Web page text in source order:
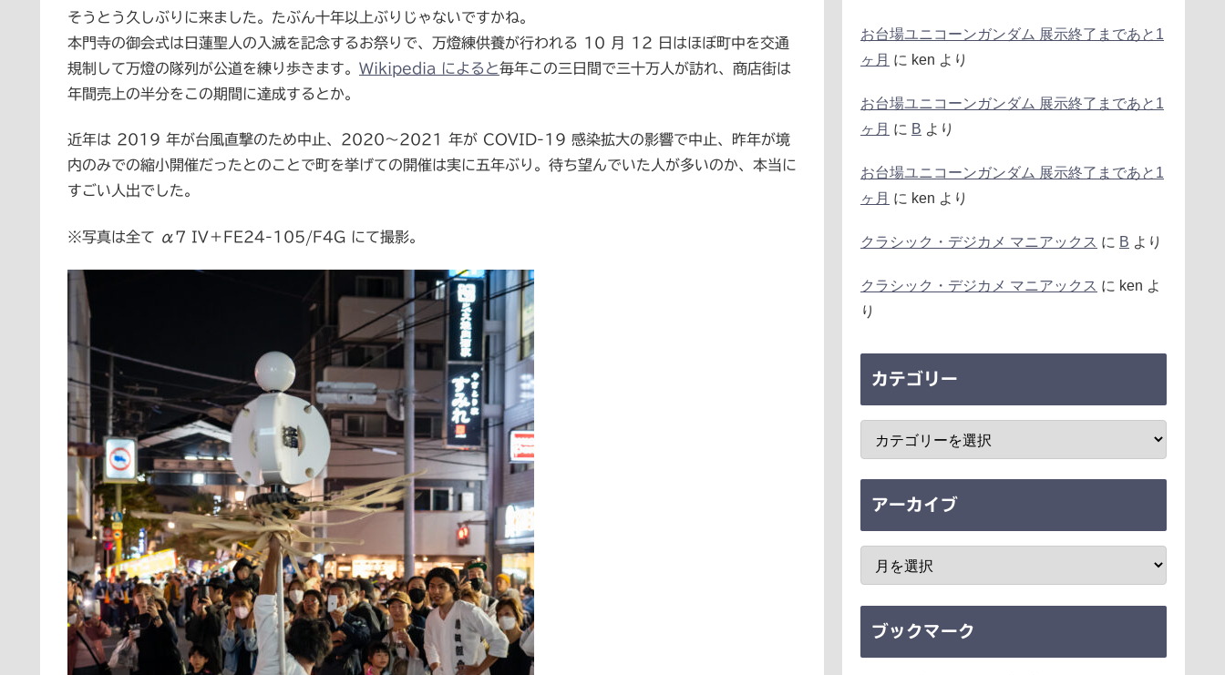
そうとう久しぶりに来ました。たぶん十年以上ぶりじゃないですかね。
本門寺の御会式は日蓮聖人の入滅を記念するお祭りで、万燈練供養が行われる 10 月 12 日はほぼ町中を交通
規制して万燈の隊列が公道を練り歩きます。 Wikipedia によると毎年この三日間で三十万人が訪れ、商店街は
年間売上の半分をこの期間に達成するとか。
近年は 2019 年が台風直撃のため中止、2020～2021 年が COVID-19 感染拡大の影響で中止、昨年が境
内のみでの縮小開催だったとのことで町を挙げての開催は実に五年ぶり。待ち望んでいた人が多いのか、本当に
すごい人出でした。
※写真は全て α7 IV＋FE24-105/F4G にて撮影。
お台場ユニコーンガンダム 展示終了まであと1
ヶ月 に ken より
お台場ユニコーンガンダム 展示終了まであと1
ヶ月 に B より
お台場ユニコーンガンダム 展示終了まであと1
ヶ月 に ken より
クラシック・デジカメ マニアックス に B より
クラシック・デジカメ マニアックス に ken よ
り
カテゴリー
アーカイブ
ブックマーク